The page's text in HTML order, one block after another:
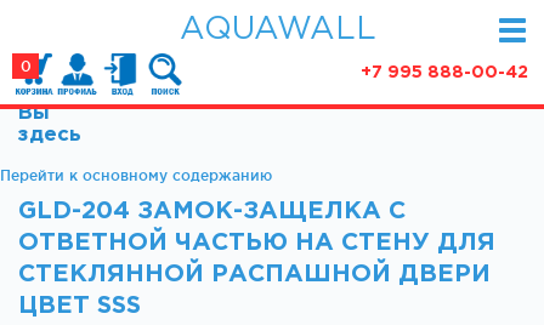
Перейти к основному содержанию
AQUAWALL
+7 995 888-00-42
0
КАТАЛОГ
Фурнитура для раздвижных дверей (закрытые
Фурнитура для раздвижных дверей (открытые
механизмы)
Фурнитура для маятниковых дверей
Ручки, кнобы
АКЦИИ
ПАРТНЕРСТВО
СТАТЬИ
О КОМПАНИИ
Вы
здесь
GLD-204 ЗАМОК-ЗАЩЕЛКА С
ОТВЕТНОЙ ЧАСТЬЮ НА СТЕНУ ДЛЯ
СТЕКЛЯННОЙ РАСПАШНОЙ ДВЕРИ
ЦВЕТ SSS